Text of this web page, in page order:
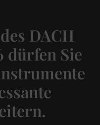
des DACH
dürfen Sie